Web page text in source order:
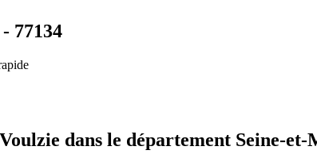
77134
dans le département Seine-et-